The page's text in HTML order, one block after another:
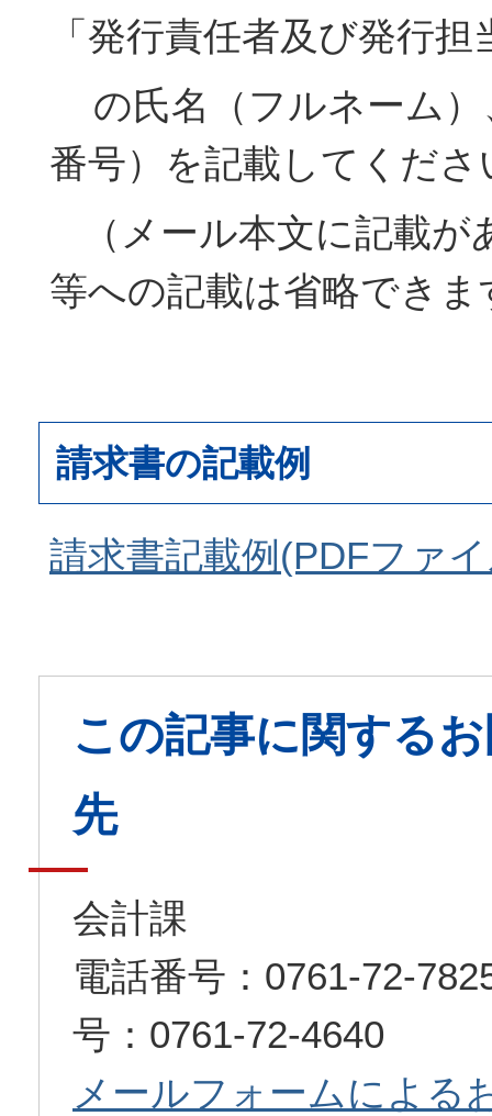
「発行責任者及び発行担
の氏名（フルネーム）
番号）を記載してくださ
（メール本文に記載が
等への記載は省略できま
請求書の記載例
請求書記載例(PDFファ
この記事に関する
先
会計課
電話番号：0761-72-
号：0761-72-4640
メールフォームによる